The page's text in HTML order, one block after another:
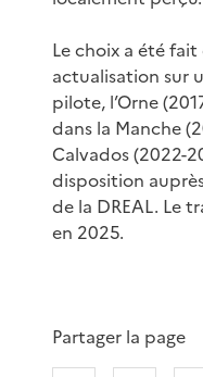
Le choix a été
actualisation sur
pilote, l’Orne
dans la Manche
Calvados (2022-
disposition
de la DREAL. Le
en 2025.
Partager la page